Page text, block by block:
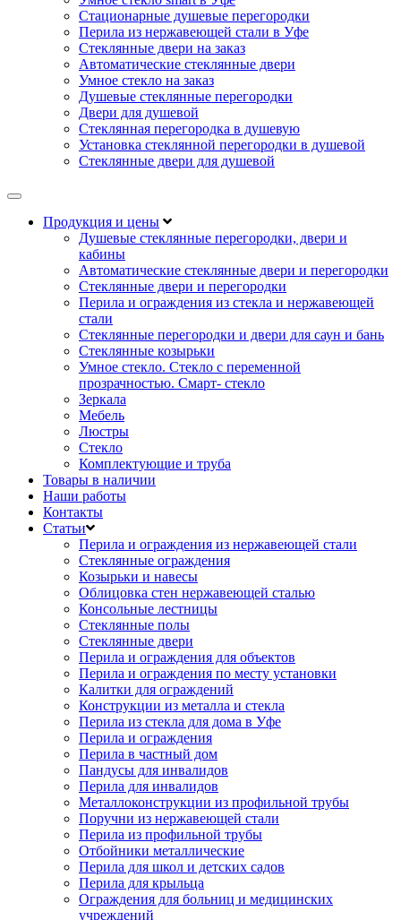
Стационарные душевые перегородки
Перила из нержавеющей стали в Уфе
Стеклянные двери на заказ
Автоматические стеклянные двери
Умное стекло на заказ
Душевые стеклянные перегородки
Двери для душевой
Стеклянная перегородка в душевую
Установка стеклянной перегородки в душевой
Стеклянные двери для душевой
Продукция и цены
Душевые стеклянные перегородки, двери и
кабины
Автоматические стеклянные двери и перегородки
Стеклянные двери и перегородки
Перила и ограждения из стекла и нержавеющей
стали
Стеклянные перегородки и двери для саун и бань
Стеклянные козырьки
Умное стекло. Стекло с переменной
прозрачностью. Смарт- стекло
Зеркала
Мебель
Люстры
Стекло
Комплектующие и труба
Товары в наличии
Наши работы
Контакты
Статьи
Перила и ограждения из нержавеющей стали
Стеклянные ограждения
Козырьки и навесы
Облицовка стен нержавеющей сталью
Консольные лестницы
Стеклянные полы
Стеклянные двери
Перила и ограждения для объектов
Перила и ограждения по месту установки
Калитки для ограждений
Конструкции из металла и стекла
Перила из стекла для дома в Уфе
Перила и ограждения
Перила в частный дом
Пандусы для инвалидов
Перила для инвалидов
Металлоконструкции из профильной трубы
Поручни из нержавеющей стали
Перила из профильной трубы
Отбойники металлические
Перила для школ и детских садов
Перила для крыльца
Ограждения для больниц и медицинских
учреждений